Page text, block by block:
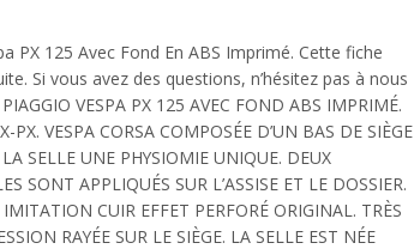
PX 125 Avec Fond En ABS Imprimé. Cette fiche
Si vous avez des questions, n’hésitez pas à nous
VESPA PX 125 AVEC FOND ABS IMPRIMÉ.
PX. VESPA CORSA COMPOSÉE D’UN BAS DE SIÈGE
SELLE UNE PHYSIOMIE UNIQUE. DEUX
SONT APPLIQUÉS SUR L’ASSISE ET LE DOSSIER.
CUIR EFFET PERFORÉ ORIGINAL. TRÈS
RAYÉE SUR LE SIÈGE. LA SELLE EST NÉE